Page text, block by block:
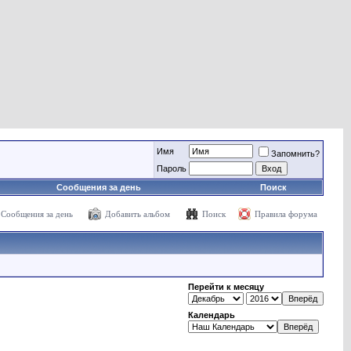
Имя
Запомнить?
Пароль
Сообщения за день Поиск
Сообщения за день Добавить альбом Поиск Правила форума
Перейти к месяцу
Календарь